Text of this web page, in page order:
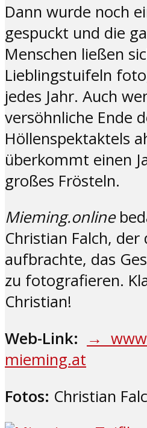
Dann wurde noch
gespuckt und die
Menschen ließen
Lieblingstuifeln
jedes Jahr. Auch
versöhnliche Ende
Höllenspektaktels
überkommt einen
großes Frösteln.
Mieming.online
Christian Falch,
aufbrachte, das
zu fotografieren.
Christian!
Web-Link: →
mieming.at
Fotos: Christian